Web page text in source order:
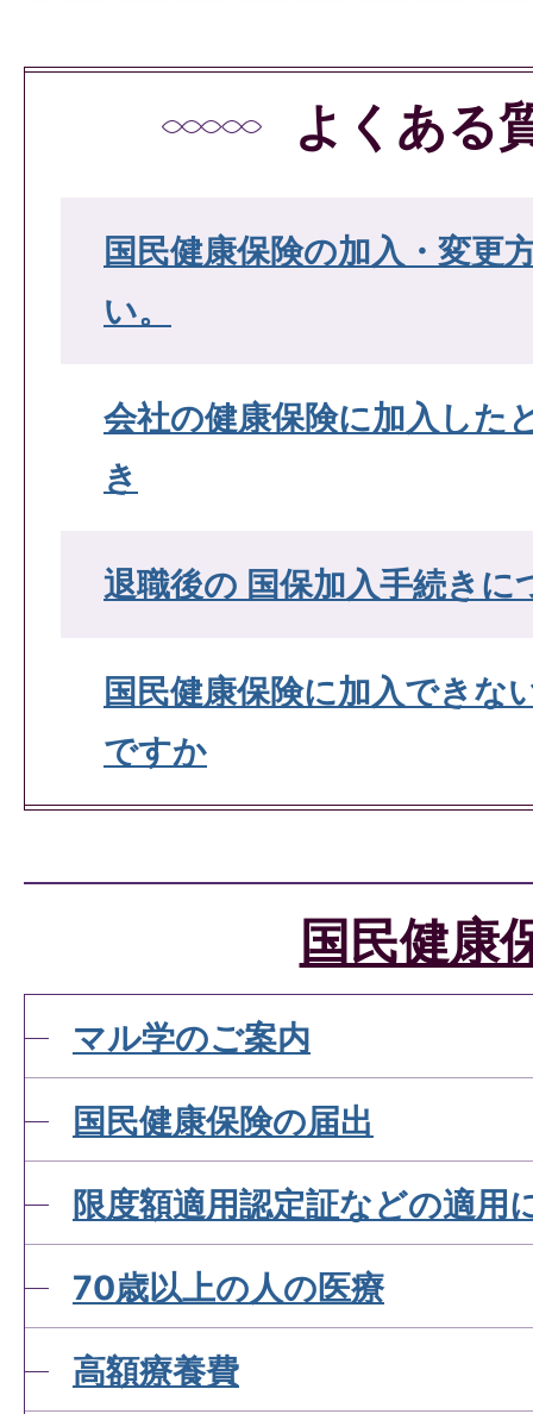
よくある
国民健康保険の加入・変更
い。
会社の健康保険に加入した
き
退職後の 国保加入手続きに
国民健康保険に加入できな
ですか
国民健康保険税の納付につ
国民健康保険税の軽減につ
が。
国民健康保険が使えない診
ですか
国民健康
マル学のご案内
国民健康保険の届出
限度額適用認定証などの適用
70歳以上の人の医療
高額療養費